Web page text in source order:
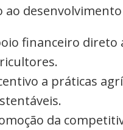
ao
financeiro direto
a práticas
da